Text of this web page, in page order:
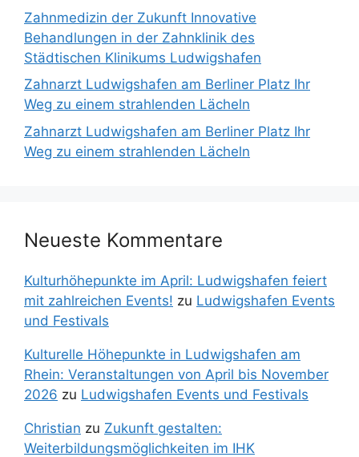
Zahnmedizin der Zukunft Innovative
Behandlungen in der Zahnklinik des
Städtischen Klinikums Ludwigshafen
Zahnarzt Ludwigshafen am Berliner Platz Ihr
Weg zu einem strahlenden Lächeln
Zahnarzt Ludwigshafen am Berliner Platz Ihr
Weg zu einem strahlenden Lächeln
Neueste Kommentare
Kulturhöhepunkte im April: Ludwigshafen feiert
mit zahlreichen Events! zu Ludwigshafen Events
und Festivals
Kulturelle Höhepunkte in Ludwigshafen am
Rhein: Veranstaltungen von April bis November
2026 zu Ludwigshafen Events und Festivals
Christian zu Zukunft gestalten:
Weiterbildungsmöglichkeiten im IHK